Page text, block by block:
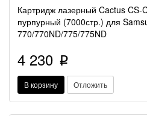
Картридж лазерный Cactus CS-
пурпурный (7000стр.) для
770/770ND/775/775ND
4 230 p
В корзину Отложить